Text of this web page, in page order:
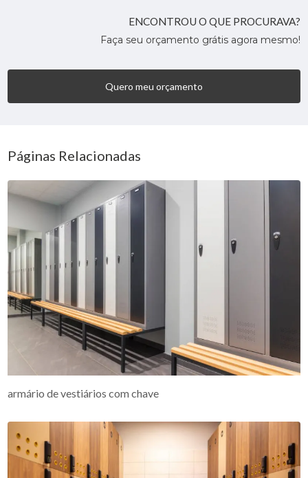
ENCONTROU O QUE PROCURAVA?
Faça seu orçamento grátis agora mesmo!
Quero meu orçamento
Páginas Relacionadas
armário de vestiários com chave